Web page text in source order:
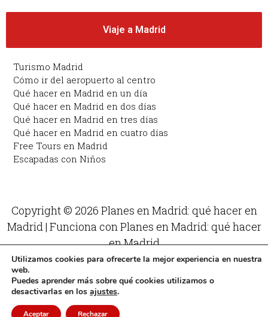
Viaje a Madrid
Turismo Madrid
Cómo ir del aeropuerto al centro
Qué hacer en Madrid en un día
Qué hacer en Madrid en dos días
Qué hacer en Madrid en tres días
Qué hacer en Madrid en cuatro días
Free Tours en Madrid
Escapadas con Niños
Copyright © 2026 Planes en Madrid: qué hacer en
Madrid | Funciona con Planes en Madrid: qué hacer
en Madrid
Utilizamos cookies para ofrecerte la mejor experiencia en nuestra
web.
Puedes aprender más sobre qué cookies utilizamos o
desactivarlas en los ajustes.
Aceptar Rechazar